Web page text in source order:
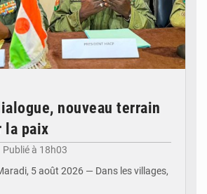
nouveau terrain
la paix
Publié à 18h03
5 août 2026 — Dans les villages,